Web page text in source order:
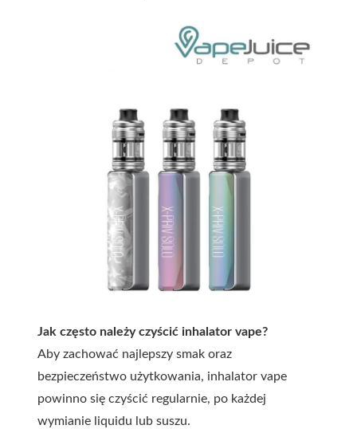
Jak często należy czyścić inhalator vape?
Aby zachować najlepszy smak oraz
bezpieczeństwo użytkowania, inhalator vape
powinno się czyścić regularnie, po każdej
wymianie liquidu lub suszu.